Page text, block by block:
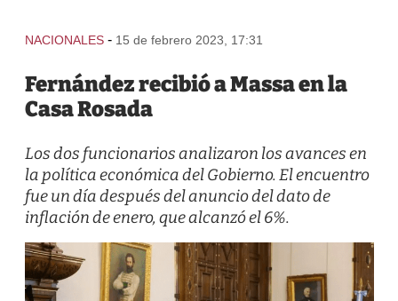
NACIONALES - 15 de febrero 2023, 17:31
Fernández recibió a Massa en la
Casa Rosada
Los dos funcionarios analizaron los avances en
la política económica del Gobierno. El encuentro
fue un día después del anuncio del dato de
inflación de enero, que alcanzó el 6%.